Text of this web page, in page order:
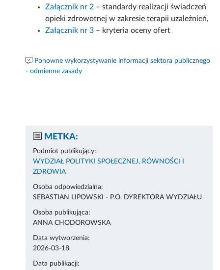
Załącznik nr 2 – standardy realizacji świadczeń
opieki zdrowotnej w zakresie terapii uzależnień,
Załącznik nr 3 – kryteria oceny ofert
Ponowne wykorzystywanie informacji sektora publicznego
- odmienne zasady
METKA:
Podmiot publikujący:
WYDZIAŁ POLITYKI SPOŁECZNEJ, RÓWNOŚCI I
ZDROWIA
Osoba odpowiedzialna:
SEBASTIAN LIPOWSKI - P.O. DYREKTORA WYDZIAŁU
Osoba publikująca:
ANNA CHODOROWSKA
Data wytworzenia:
2026-03-18
Data publikacji: